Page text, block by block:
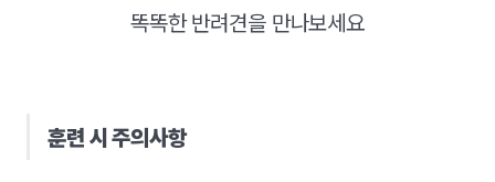
똑똑한 반려견을 만나보세요
훈련 시 주의사항